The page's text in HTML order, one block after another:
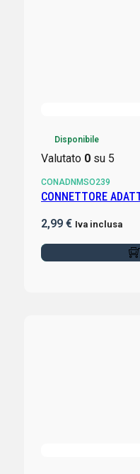
Disponibile
Valutato 0su 5
CONADNMSO239
2,99 € Iva inclusa